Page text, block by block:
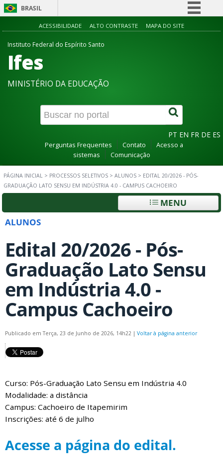
BRASIL
Simplifique!
Canais
ACESSIBILIDADE ALTO CONTRASTE MAPA DO SITE
Instituto Federal do Espírito Santo
Ifes
MINISTÉRIO DA EDUCAÇÃO
PT EN FR DE ES
Perguntas Frequentes Contato
Acesso a
sistemas
Comunicação
PÁGINA INICIAL > PROCESSOS SELETIVOS > ALUNOS > EDITAL 20/2026 - PÓS-
GRADUAÇÃO LATO SENSU EM INDÚSTRIA 4.0 - CAMPUS CACHOEIRO
MENU
ALUNOS
Edital 20/2026 - Pós-
Graduação Lato Sensu
em Indústria 4.0 -
Campus Cachoeiro
Publicado em Terça, 23 de Junho de 2026, 14h22 | Voltar à página anterior
Curso: Pós-Graduação Lato Sensu em Indústria 4.0
Modalidade: a distância
Campus: Cachoeiro de Itapemirim
Inscrições: até 6 de julho
Acesse a página do edital.